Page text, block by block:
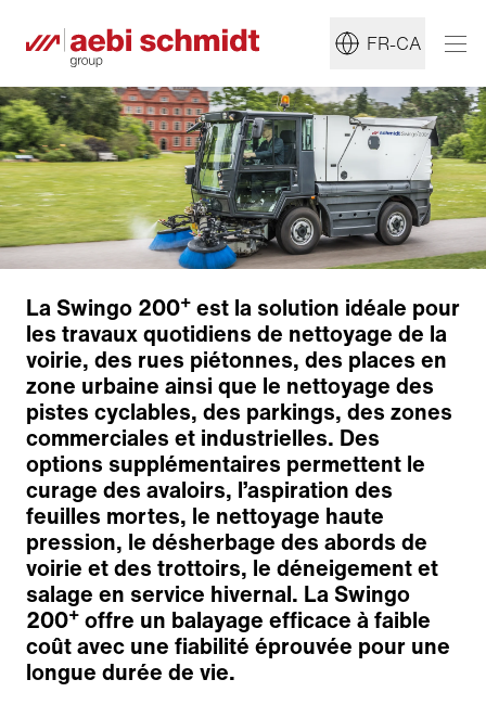
FR-CA
La Swingo 200+ est la solution idéale pour
les travaux quotidiens de nettoyage de la
voirie, des rues piétonnes, des places en
zone urbaine ainsi que le nettoyage des
pistes cyclables, des parkings, des zones
commerciales et industrielles. Des
options supplémentaires permettent le
curage des avaloirs, l’aspiration des
feuilles mortes, le nettoyage haute
pression, le désherbage des abords de
voirie et des trottoirs, le déneigement et
salage en service hivernal. La Swingo
200+ offre un balayage efficace à faible
coût avec une fiabilité éprouvée pour une
longue durée de vie.
Techniques de balayage
Aspiration et circuit d'eau
Cuve à déchets
Ergonomie et confort
Transmission performante
Véhicule de technologie moderne
Large gamme d'options